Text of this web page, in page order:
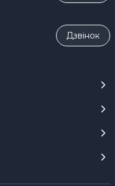
Дзвiнок